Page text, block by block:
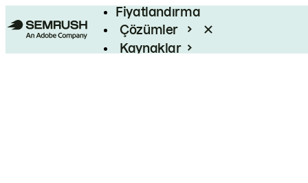
Fiyatlandırma
Çözümler
Kaynaklar